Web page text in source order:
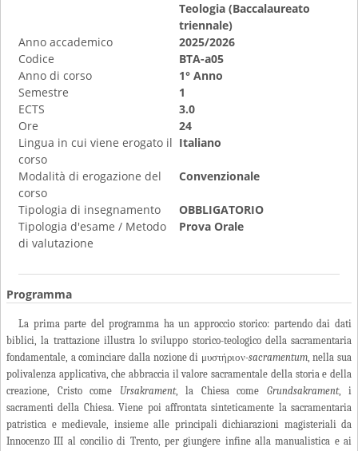
Teologia (Baccalaureato
triennale)
Anno accademico
2025/2026
Codice
BTA-a05
Anno di corso
1° Anno
Semestre
1
ECTS
3.0
Ore
24
Lingua in cui viene erogato il
corso
Italiano
Modalità di erogazione del
corso
Convenzionale
Tipologia di insegnamento
OBBLIGATORIO
Tipologia d'esame / Metodo
di valutazione
Prova Orale
Programma
La prima parte del programma ha un approccio storico: partendo dai dati
biblici, la trattazione illustra lo sviluppo storico-teologico della sacramentaria
fondamentale, a cominciare dalla nozione di μυστήριον-sacramentum, nella sua
polivalenza applicativa, che abbraccia il valore sacramentale della storia e della
creazione, Cristo come Ursakrament, la Chiesa come Grundsakrament, i
sacramenti della Chiesa. Viene poi affrontata sinteticamente la sacramentaria
patristica e medievale, insieme alle principali dichiarazioni magisteriali da
Innocenzo III al concilio di Trento, per giungere infine alla manualistica e ai